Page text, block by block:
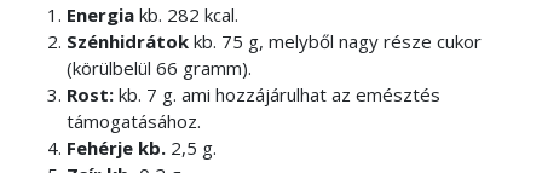
Energia kb. 282 kcal.
Szénhidrátok kb. 75 g, melyből nagy része cukor
(körülbelül 66 gramm).
Rost: kb. 7 g. ami hozzájárulhat az emésztés
támogatásához.
Fehérje kb. 2,5 g.